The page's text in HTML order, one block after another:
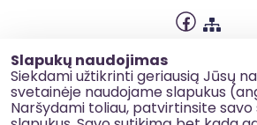
Slapukų naudojimas
Siekdami užtikrinti geriausią Jūsų
svetainėje naudojame slapukus
Naršydami toliau, patvirtinsite
Slapukų naudojimas
Korupcijos prevencija